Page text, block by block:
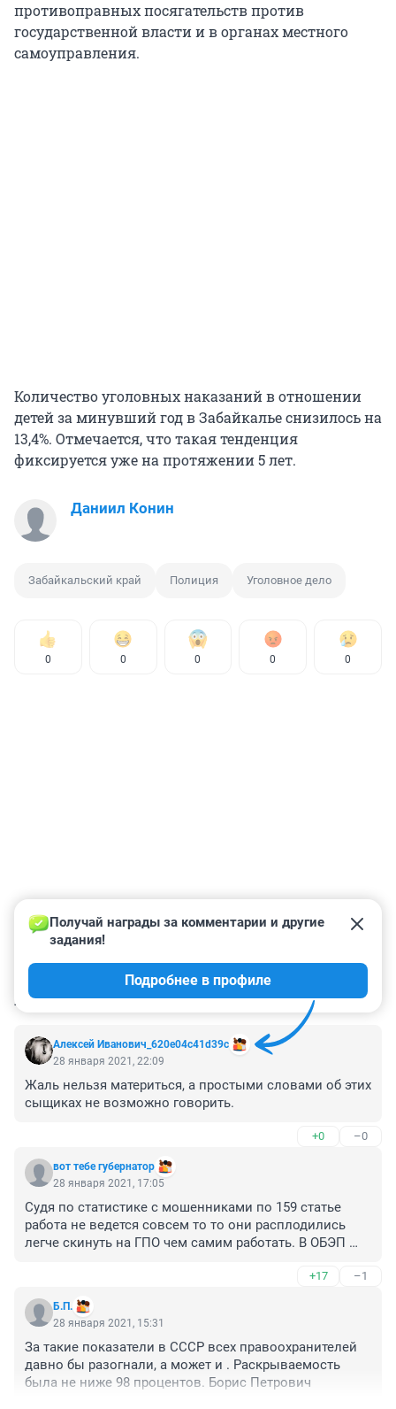
противоправных посягательств против
государственной власти и в органах местного
самоуправления.
Количество уголовных наказаний в отношении
детей за минувший год в Забайкалье снизилось на
13,4%. Отмечается, что такая тенденция
фиксируется уже на протяжении 5 лет.
Даниил Конин
Забайкальский край Полиция Уголовное дело
0 0 0 0 0
КОММЕНТАРИИ 6
Алексей Иванович_620e04c41d39c
Получай награды за комментарии и другие
задания!
Подробнее в профиле
28 января 2021, 22:09
Жаль нельзя материться, а простыми словами об этих
сыщиках не возможно говорить.
+0 –0
вот тебе губернатор
28 января 2021, 17:05
Судя по статистике с мошенниками по 159 статье
работа не ведется совсем то то они расплодились
легче скинуть на ГПО чем самим работать. В ОБЭП
уголовных дел не доводят, отписываются бредом, на
этапе проверок.
+17 –1
Б.П.
28 января 2021, 15:31
За такие показатели в СССР всех правоохранителей
давно бы разогнали, а может и . Раскрываемость
была не ниже 98 процентов. Борис Петрович